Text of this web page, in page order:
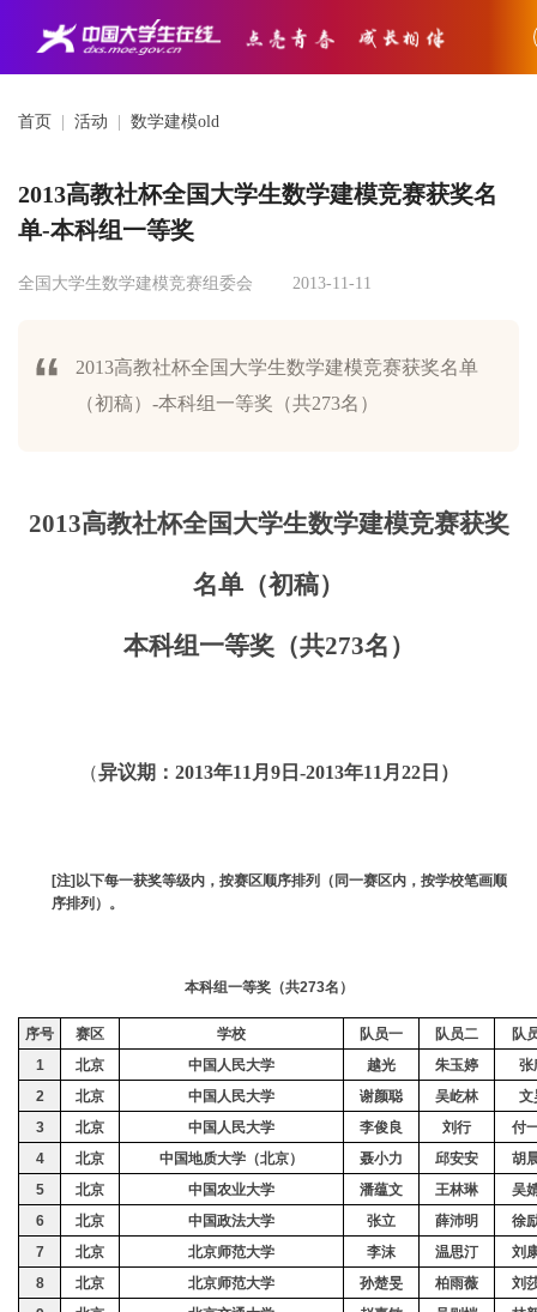
首页 活动 数学建模old
2013高教社杯全国大学生数学建模竞赛获奖名
单-本科组一等奖
全国大学生数学建模竞赛组委会 2013-11-11
2013高教社杯全国大学生数学建模竞赛获奖名单
（初稿）-本科组一等奖（共273名）
2013高教社杯全国大学生数学建模竞赛获奖
名单（初稿）
本科组一等奖（共273名）
（异议期： 2013年11 月 9日 -2013年11 月 22日）
[注] 以下每一获奖等级内，按赛区顺序排列（同一赛区内，按学校笔画顺
序排列）。
本科组一等奖（共273名）
序号 赛区 学校 队员一 队员二
队
1
北京 中国人民大学 越光 朱玉婷
张
2
北京 中国人民大学 谢颜聪 吴屹林
文
3
北京 中国人民大学 李俊良 刘行
付
4
北京 中国地质大学（北京） 聂小力 邱安安
胡
5
北京 中国农业大学 潘蕴文 王林琳
吴
6
北京 中国政法大学 张立 薛沛明
徐
7
北京 北京师范大学 李沫 温思汀
刘
8
北京 北京师范大学 孙楚旻 柏雨薇
刘